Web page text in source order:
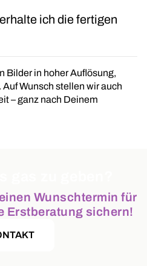
ich die fertigen
Bilder in hoher Auflösung,
Wunsch stellen wir auch
– ganz nach Deinem
Wunschtermin für
Erstberatung sichern!